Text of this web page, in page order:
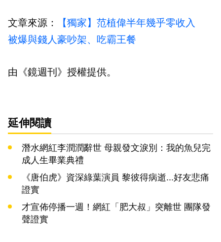
文章來源：
【獨家】范植偉半年幾乎零收入
被爆與錢人豪吵架、吃霸王餐
由《鏡週刊》授權提供。
延伸閱讀
潛水網紅李潤潤辭世 母親發文淚別：我的魚兒完
成人生畢業典禮
《唐伯虎》資深綠葉演員 黎彼得病逝...好友悲痛
證實
才宣佈停播一週！網紅「肥大叔」突離世 團隊發
聲證實